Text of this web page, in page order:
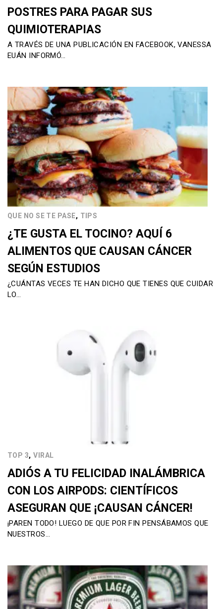
POSTRES PARA PAGAR SUS
QUIMIOTERAPIAS
A TRAVÉS DE UNA PUBLICACIÓN EN FACEBOOK, VANESSA
EUÁN INFORMÓ…
QUE NO SE TE PASE, TIPS
¿TE GUSTA EL TOCINO? AQUÍ 6
ALIMENTOS QUE CAUSAN CÁNCER
SEGÚN ESTUDIOS
¿CUÁNTAS VECES TE HAN DICHO QUE TIENES QUE CUIDAR
LO…
TOP 3,VIRAL
ADIÓS A TU FELICIDAD INALÁMBRICA
CON LOS AIRPODS: CIENTÍFICOS
ASEGURAN QUE ¡CAUSAN CÁNCER!
¡PAREN TODO! LUEGO DE QUE POR FIN PENSÁBAMOS QUE
NUESTROS…